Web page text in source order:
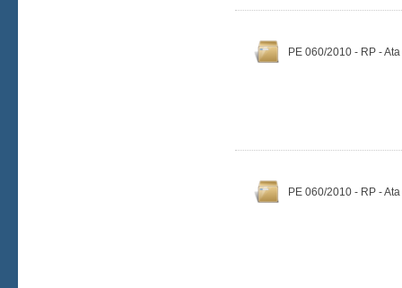
PE 060/2010 - RP -
PE 060/2010 - RP -